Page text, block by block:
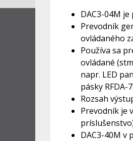
DAC3-04M
Prevodník
ovládaného
Používa sa
ovládané
napr. LED
pásky
Rozsah
Prevodník je
DAC3-40M v